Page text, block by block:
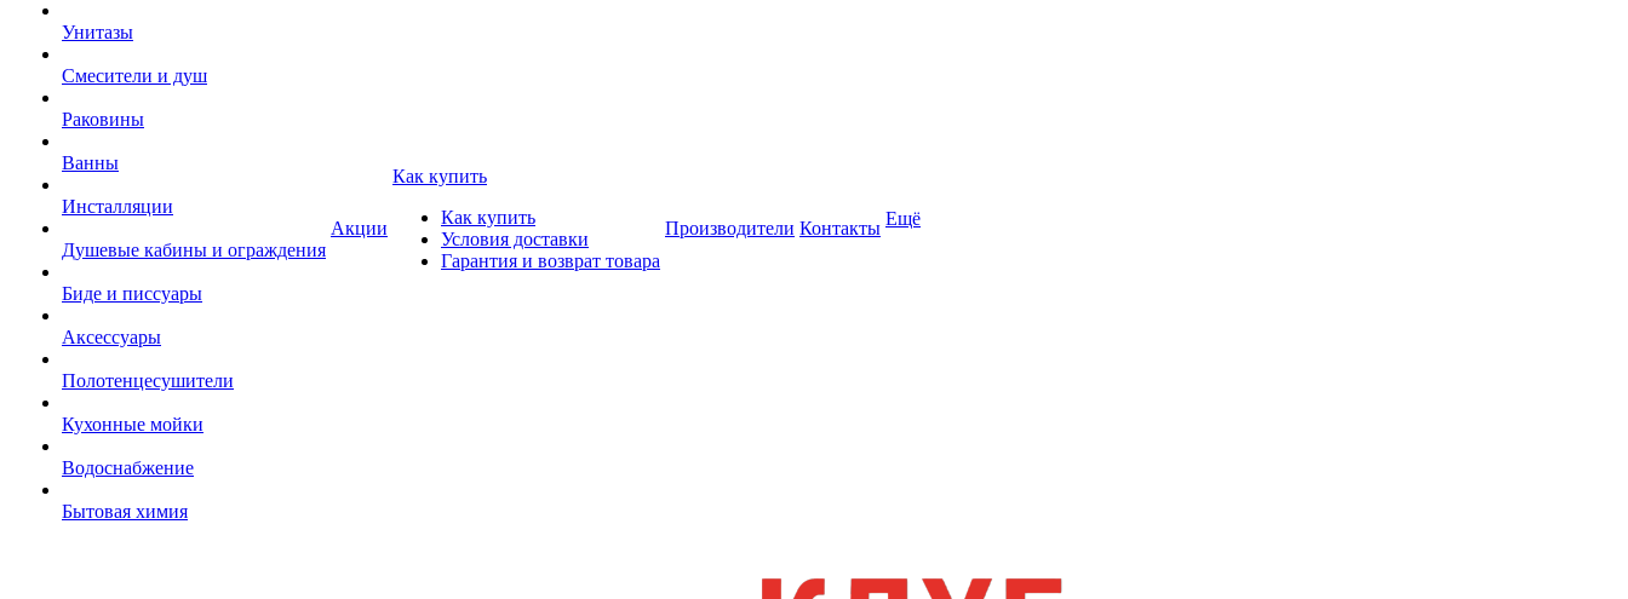
Унитазы
Смесители и душ
Раковины
Ванны
Инсталляции
Душевые кабины и ограждения
Биде и писсуары
Аксессуары
Полотенцесушители
Кухонные мойки
Водоснабжение
Бытовая химия
Акции
Как купить
Как купить
Условия доставки
Гарантия и возврат товара
Производители Контакты Ещё